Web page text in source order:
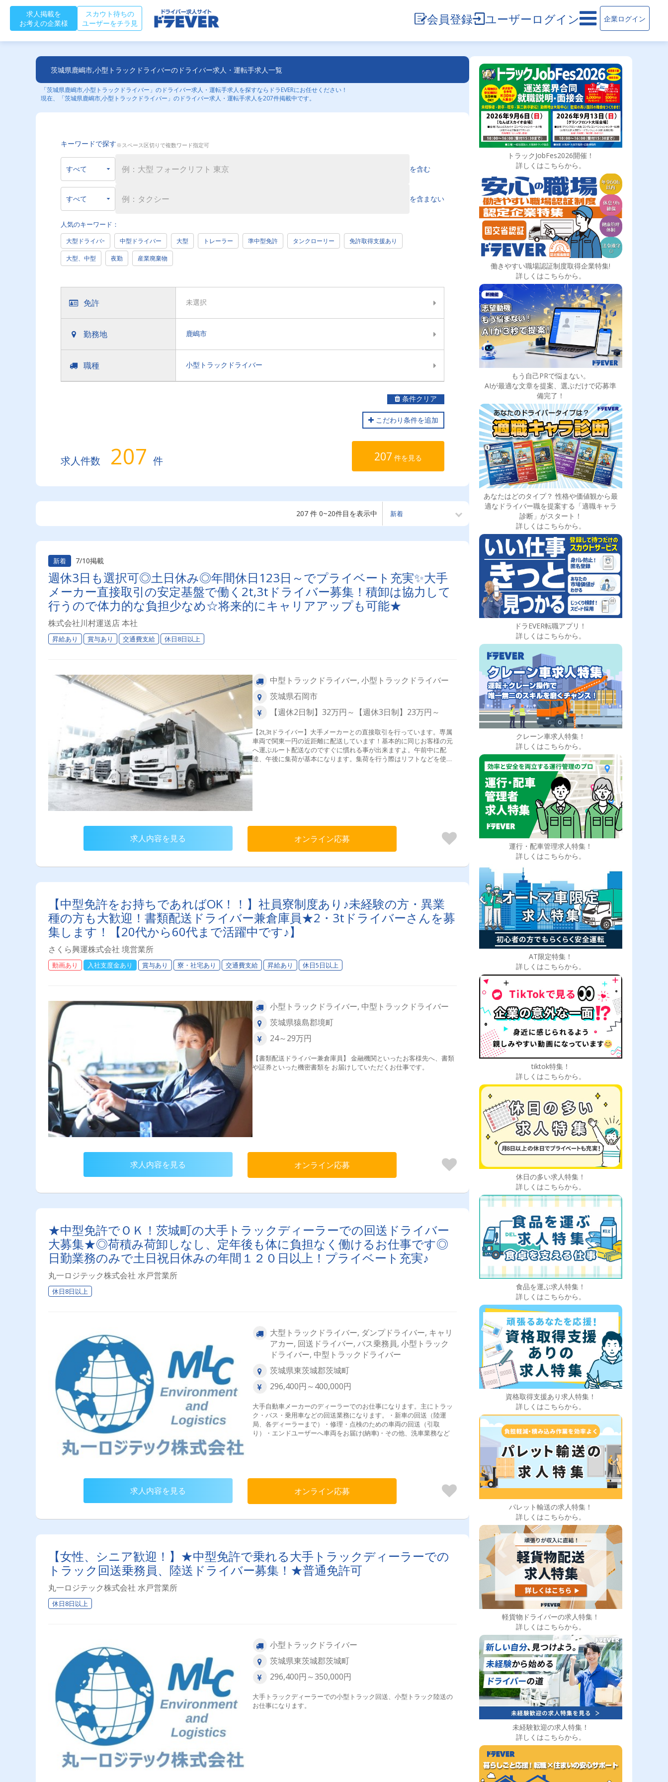
求人掲載を
お考えの企業様
スカウト待ちの
ユーザーをチラ見
会員登録 ユーザーログイン 企業ログイン
茨城県鹿嶋市,小型トラックドライバーのドライバー求人・運転手求人一覧
「茨城県鹿嶋市,小型トラックドライバー」のドライバー求人・運転手求人を探すならドラEVERにお任せください！
現在、「茨城県鹿嶋市,小型トラックドライバー」のドライバー求人・運転手求人を207件掲載中です。
キーワードで探す※スペース区切りで複数ワード指定可
を含む
を含まない
人気のキーワード：
大型ドライバｰ 中型ドライバー 大型 トレーラー 準中型免許 タンクローリー 免許取得支援あり
大型、中型 夜勤 産業廃棄物
免許 未選択
勤務地 鹿嶋市
職種 小型トラックドライバー
条件クリア
こだわり条件を追加
求人件数 207 件 207 件を見る
207 件 0~20件目を表示中
新着 7/10掲載
週休3日も選択可◎土日休み◎年間休日123日～でプライベート充実✨大手
メーカー直接取引の安定基盤で働く2t,3tドライバー募集！積卸は協力して
行うので体力的な負担少なめ☆将来的にキャリアアップも可能★
株式会社川村運送店 本社
昇給あり 賞与あり 交通費支給 休日8日以上
中型トラックドライバー, 小型トラックドライバー
茨城県石岡市
【週休2日制】32万円～【週休3日制】23万円～
【2t,3tドライバー】大手メーカーとの直接取引を行っています。専属
車両で関東一円の近距離に配送しています！基本的に同じお客様の元
へ運ぶルート配送なのですぐに慣れる事が出来ますよ。午前中に配
達、午後に集荷が基本になります。集荷を行う際はリフトなどを使用
し、倉庫作業員と協力しあって行うため負担も少ないです。［配送エ
リア］関東一円地場［輸送品目］食品、その他［積卸方法］パレッ
求人内容を見る オンライン応募
【中型免許をお持ちであればOK！！】社員寮制度あり♪未経験の方・異業
種の方も大歓迎！書類配送ドライバー兼倉庫員★2・3tドライバーさんを募
集します！【20代から60代まで活躍中です♪】
さくら興運株式会社 境営業所
動画あり 入社支度金あり 賞与あり 寮・社宅あり 交通費支給 昇給あり 休日5日以上
小型トラックドライバー, 中型トラックドライバー
茨城県猿島郡境町
24～29万円
【書類配送ドライバー兼倉庫員】 金融機関といったお客様先へ、書類
や証券といった機密書類を お届けしていただくお仕事です。
求人内容を見る オンライン応募
★中型免許でＯＫ！茨城町の大手トラックディーラーでの回送ドライバー
大募集★◎荷積み荷卸しなし、定年後も体に負担なく働けるお仕事です◎
日勤業務のみで土日祝日休みの年間１２０日以上！プライベート充実♪
丸一ロジテック株式会社 水戸営業所
休日8日以上
大型トラックドライバー, ダンプドライバー, キャリ
アカー, 回送ドライバー, バス乗務員, 小型トラック
ドライバー, 中型トラックドライバー
茨城県東茨城郡茨城町
296,400円～400,000円
大手自動車メーカーのディーラーでのお仕事になります。主にトラッ
ク・バス・乗用車などの回送業務になります。・新車の回送（陸運
局、各ディーラーまで）・修理・点検のための車両の回送（引取
り）・エンドユーザーへ車両をお届け(納車)・その他、洗車業務など
求人内容を見る オンライン応募
【女性、シニア歓迎！】★中型免許で乗れる大手トラックディーラーでの
トラック回送乗務員、陸送ドライバー募集！★普通免許可
丸一ロジテック株式会社 水戸営業所
休日8日以上
小型トラックドライバー
茨城県東茨城郡茨城町
296,400円～350,000円
大手トラックディーラーでの小型トラック回送、小型トラック陸送の
お仕事になります。
トラックJobFes2026開催！
詳しくはこちらから。
働きやすい職場認証制度取得企業特集!
詳しくはこちらから。
もう自己PRで悩まない。
AIが最適な文章を提案、選ぶだけで応募準
備完了！
あなたはどのタイプ？ 性格や価値観から最
適なドライバー職を提案する「適職キャラ
診断」がスタート！
詳しくはこちらから。
ドラEVER転職アプリ！
詳しくはこちらから。
クレーン車求人特集！
詳しくはこちらから。
運行・配車管理求人特集！
詳しくはこちらから。
AT限定特集！
詳しくはこちらから。
tiktok特集！
詳しくはこちらから。
休日の多い求人特集！
詳しくはこちらから。
食品を運ぶ求人特集！
詳しくはこちらから。
資格取得支援あり求人特集！
詳しくはこちらから。
パレット輸送の求人特集！
詳しくはこちらから。
軽貨物ドライバーの求人特集！
詳しくはこちらから。
未経験歓迎の求人特集！
詳しくはこちらから。